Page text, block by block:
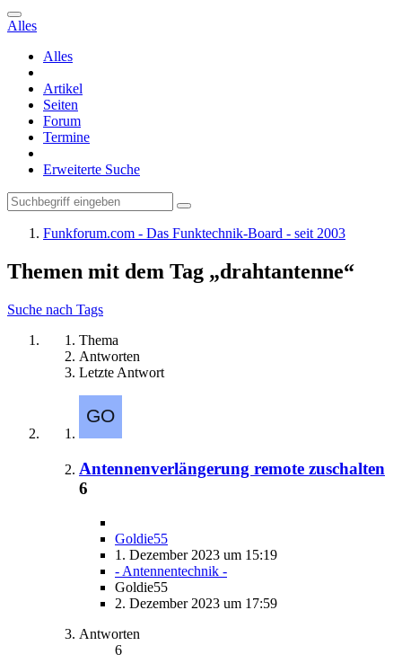
Alles
Alles
Artikel
Seiten
Forum
Termine
Erweiterte Suche
Funkforum.com - Das Funktechnik-Board - seit 2003
Themen mit dem Tag „drahtantenne“
Suche nach Tags
Thema
Antworten
Letzte Antwort
Antennenverlängerung remote zuschalten
6
Goldie55
1. Dezember 2023 um 15:19
- Antennentechnik -
Goldie55
2. Dezember 2023 um 17:59
Antworten
6